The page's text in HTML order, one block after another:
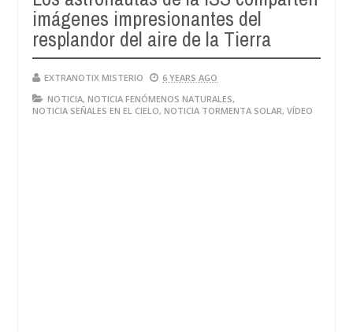
imágenes impresionantes del
resplandor del aire de la Tierra
EXTRANOTIX MISTERIO
6 YEARS AGO
NOTICIA, NOTICIA FENÓMENOS NATURALES,
NOTICIA SEÑALES EN EL CIELO, NOTICIA TORMENTA SOLAR, VÍDEO